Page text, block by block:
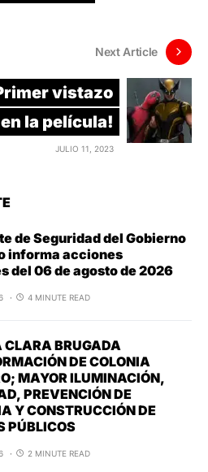
Next Article
vistazo
la película!
JULIO 11, 2023
de Seguridad del Gobierno
informa acciones
del 06 de agosto de 2026
4 MINUTE READ
BRUGADA
DE COLONIA
MAYOR ILUMINACIÓN,
PREVENCIÓN DE
Y CONSTRUCCIÓN DE
PÚBLICOS
2 MINUTE READ